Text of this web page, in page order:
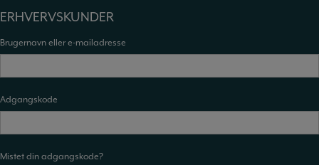
ERHVERVSKUNDER
Brugernavn eller e-mailadresse
Adgangskode
Mistet din adgangskode?